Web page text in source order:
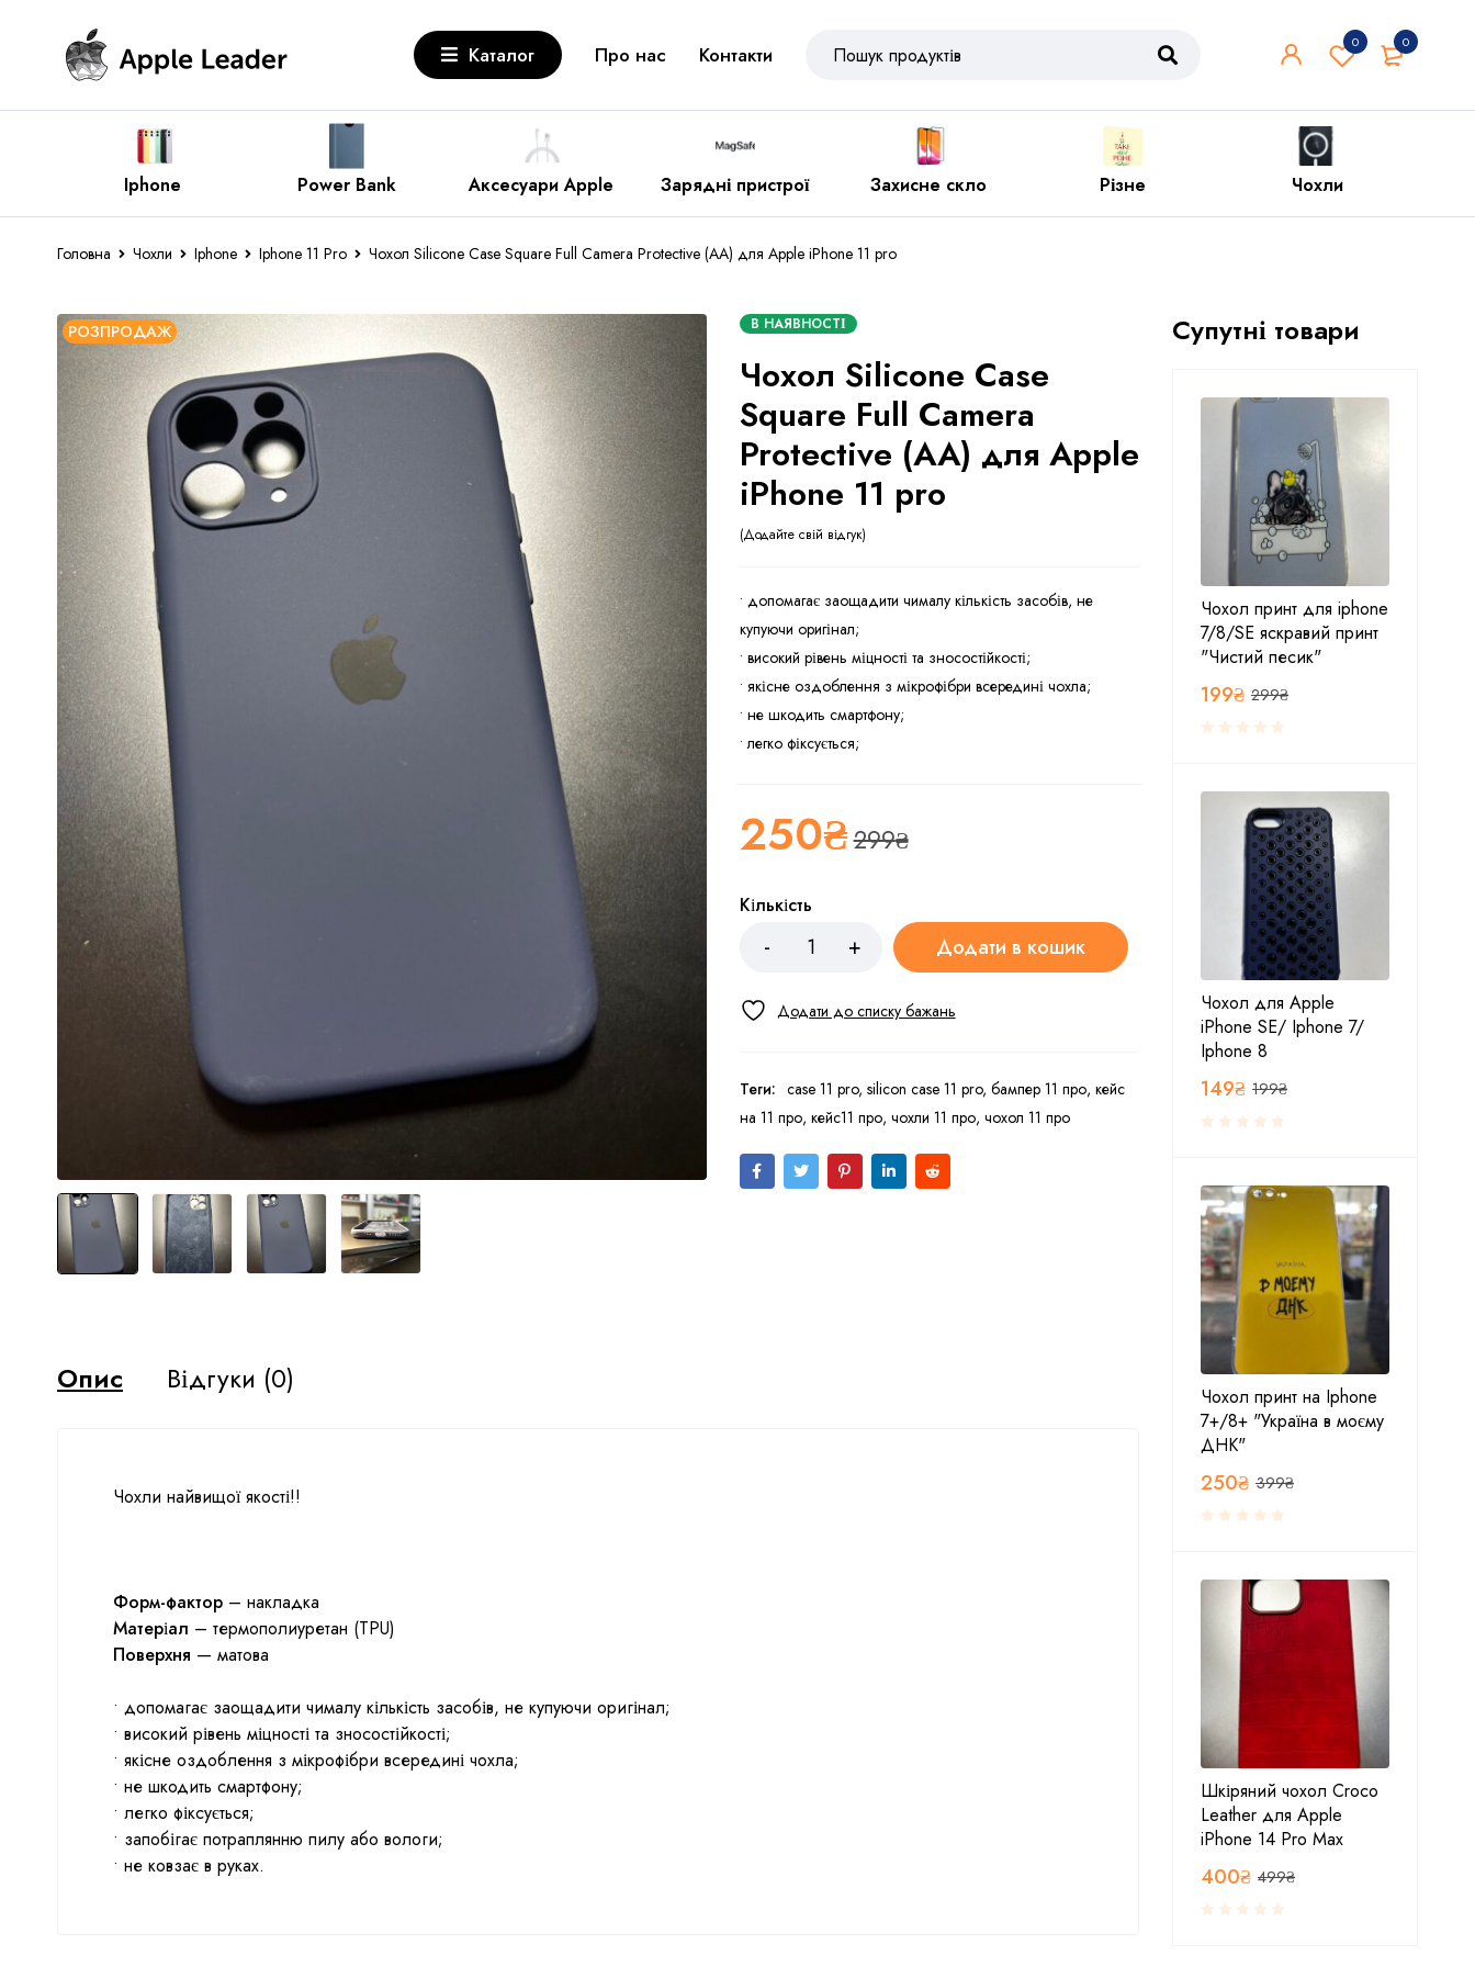
0
0
Каталог Про нас Контакти
Power Bank Аксесуари Apple Зарядні пристрої Захисне скло Різне Чохли Iphone
Головна Чохли Iphone Iphone 11 Pro Чохол Silicone Case Square Full Camera Protective (AA) для Apple iPhone 11 pro
РОЗПРОДАЖ В НАЯВНОСТІ
Чохол Silicone Case
Square Full Camera
Protective (AA) для Apple
iPhone 11 pro
Додайте свій відгук
• допомагає заощадити чималу кількість засобів, не
купуючи оригінал;
• високий рівень міцності та зносостійкості;
• якісне оздоблення з мікрофібри всередині чохла;
• не шкодить смартфону;
• легко фіксується;
299₴
250₴
Кількість
Додати в кошик
Теги: case 11 pro, silicon case 11 pro, бампер 11 про, кейс
на 11 про, кейс11 про, чохли 11 про, чохол 11 про
Опис Відгуки (0)
Чохли найвищої якості!!
Форм-фактор – накладка
Матеріал – термополиуретан (TPU)
Поверхня — матова
• допомагає заощадити чималу кількість засобів, не купуючи оригінал;
• високий рівень міцності та зносостійкості;
• якісне оздоблення з мікрофібри всередині чохла;
• не шкодить смартфону;
• легко фіксується;
• запобігає потраплянню пилу або вологи;
• не ковзає в руках.
Супутні товари
Чохол принт для iphone
7/8/SE яскравий принт
"Чистий песик"
299₴
199₴
Чохол для Apple
iPhone SE/ Iphone 7/
Iphone 8
199₴
149₴
Чохол принт на Iphone
7+/8+ "Україна в моєму
ДНК"
399₴
250₴
Шкіряний чохол Croco
Leather для Apple
iPhone 14 Pro Max
499₴
400₴